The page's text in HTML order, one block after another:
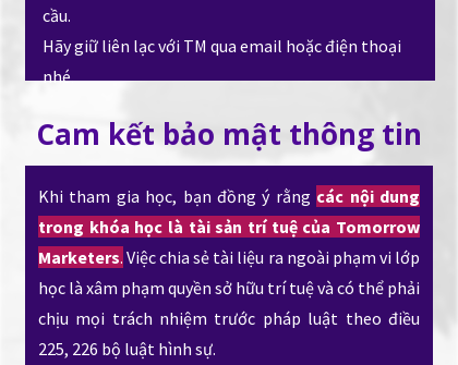
cầu.
Hãy giữ liên lạc với TM qua email hoặc điện thoại
nhé.
Khi tham gia học, bạn đồng ý rằng các nội dung
trong khóa học là tài sản trí tuệ của Tomorrow
Marketers. Việc chia sẻ tài liệu ra ngoài phạm vi lớp
học là xâm phạm quyền sở hữu trí tuệ và có thể phải
chịu mọi trách nhiệm trước pháp luật theo điều
225, 226 bộ luật hình sự.
Cam kết bảo mật thông tin